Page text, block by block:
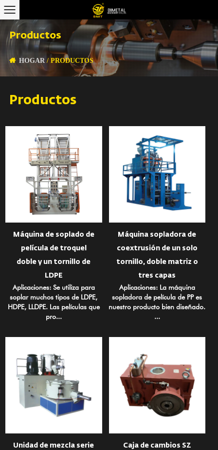
Productos
HOGAR /PRODUCTOS
Productos
Máquina de soplado de
película de troquel
doble y un tornillo de
LDPE
Aplicaciones: Se utiliza para
soplar muchos tipos de LDPE,
HDPE, LLDPE. Las películas que
pro...
Máquina sopladora de
coextrusión de un solo
tornillo, doble matriz o
tres capas
Aplicaciones: La máquina
sopladora de película de PP es
nuestro producto bien diseñado.
...
Unidad de mezcla serie
Caja de cambios SZ